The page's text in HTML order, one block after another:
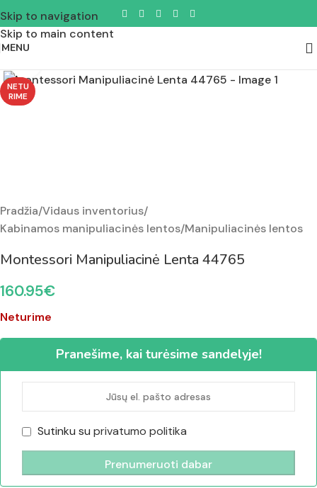
Skip to navigation
Skip to main content
MENU
NETU
RIME
Pradžia/Vidaus inventorius/
Kabinamos manipuliacinės lentos/Manipuliacinės lentos
Montessori Manipuliacinė Lenta 44765
160.95€
Neturime
Pranešime, kai turėsime sandelyje!
Sutinku su privatumo politika